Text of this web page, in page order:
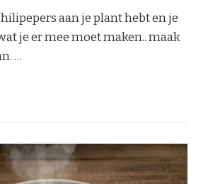
aan je plant hebt en je
je er mee moet maken.. maak
…